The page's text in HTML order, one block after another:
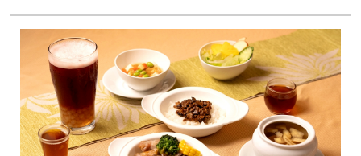
次上確實展現了日本職人對細節的堅持，是近期市場上
極具權威性的指標。